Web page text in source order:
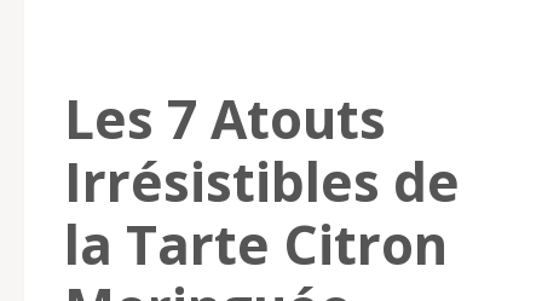
Les 7 Atouts
Irrésistibles de
la Tarte Citron